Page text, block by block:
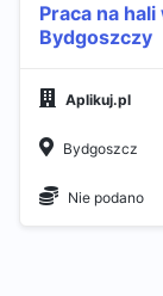
Praca na
Bydgoszczy
Aplikuj.pl
Bydgoszcz
Nie podano